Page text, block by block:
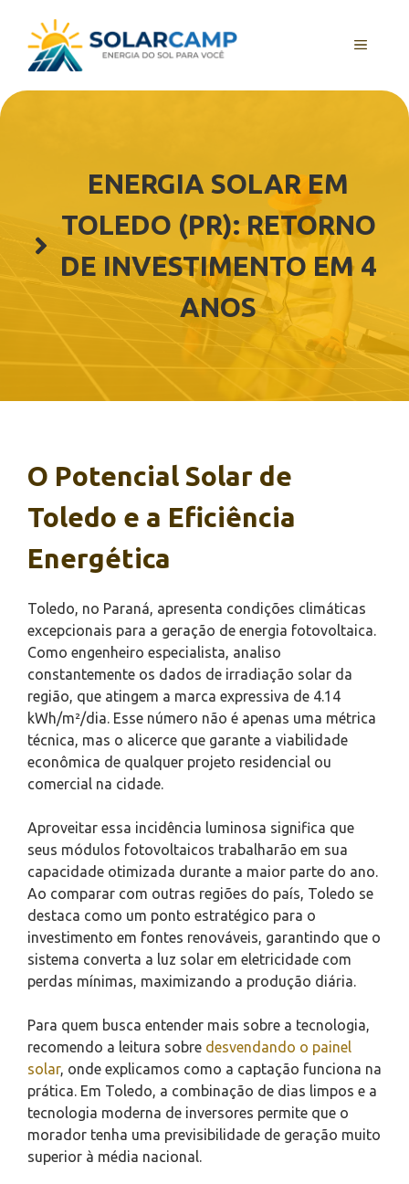
conteúdo
MENU
ENERGIA SOLAR EM
TOLEDO (PR): RETORNO
DE INVESTIMENTO EM 4
ANOS
O Potencial Solar de
Toledo e a Eficiência
Energética
Toledo, no Paraná, apresenta condições climáticas
excepcionais para a geração de energia fotovoltaica.
Como engenheiro especialista, analiso
constantemente os dados de irradiação solar da
região, que atingem a marca expressiva de 4.14
kWh/m²/dia. Esse número não é apenas uma métrica
técnica, mas o alicerce que garante a viabilidade
econômica de qualquer projeto residencial ou
comercial na cidade.
Aproveitar essa incidência luminosa significa que
seus módulos fotovoltaicos trabalharão em sua
capacidade otimizada durante a maior parte do ano.
Ao comparar com outras regiões do país, Toledo se
destaca como um ponto estratégico para o
investimento em fontes renováveis, garantindo que o
sistema converta a luz solar em eletricidade com
perdas mínimas, maximizando a produção diária.
Para quem busca entender mais sobre a tecnologia,
recomendo a leitura sobre desvendando o painel
solar, onde explicamos como a captação funciona na
prática. Em Toledo, a combinação de dias limpos e a
tecnologia moderna de inversores permite que o
morador tenha uma previsibilidade de geração muito
superior à média nacional.